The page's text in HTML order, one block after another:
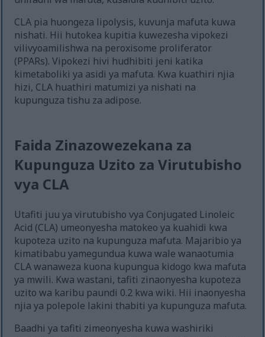
CLA pia huongeza lipolysis, kuvunja mafuta kuwa
nishati. Hii hutokea kupitia kuwezesha vipokezi
vilivyoamilishwa na peroxisome proliferator
(PPARs). Vipokezi hivi hudhibiti jeni katika
kimetaboliki ya asidi ya mafuta. Kwa kuathiri njia
hizi, CLA huathiri matumizi ya nishati na
kupunguza tishu za adipose.
Faida Zinazowezekana za
Kupunguza Uzito za Virutubisho
vya CLA
Utafiti juu ya virutubisho vya Conjugated Linoleic
Acid (CLA) umeonyesha matokeo ya kuahidi kwa
kupoteza uzito na kupunguza mafuta. Majaribio ya
kimatibabu yamegundua kuwa wale wanaotumia
CLA wanaweza kuona kupungua kidogo kwa mafuta
ya mwili. Kwa wastani, tafiti zinaonyesha kupoteza
uzito wa karibu paundi 0.2 kwa wiki. Hii inaonyesha
njia ya polepole lakini thabiti ya kupunguza mafuta.
Baadhi ya tafiti zimeonyesha kuwa washiriki